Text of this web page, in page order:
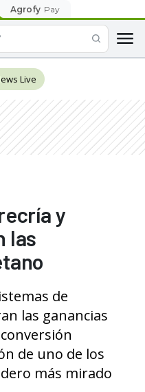
Agrofy Pay
Live
y
las
de
las ganancias
de uno de los
más mirado